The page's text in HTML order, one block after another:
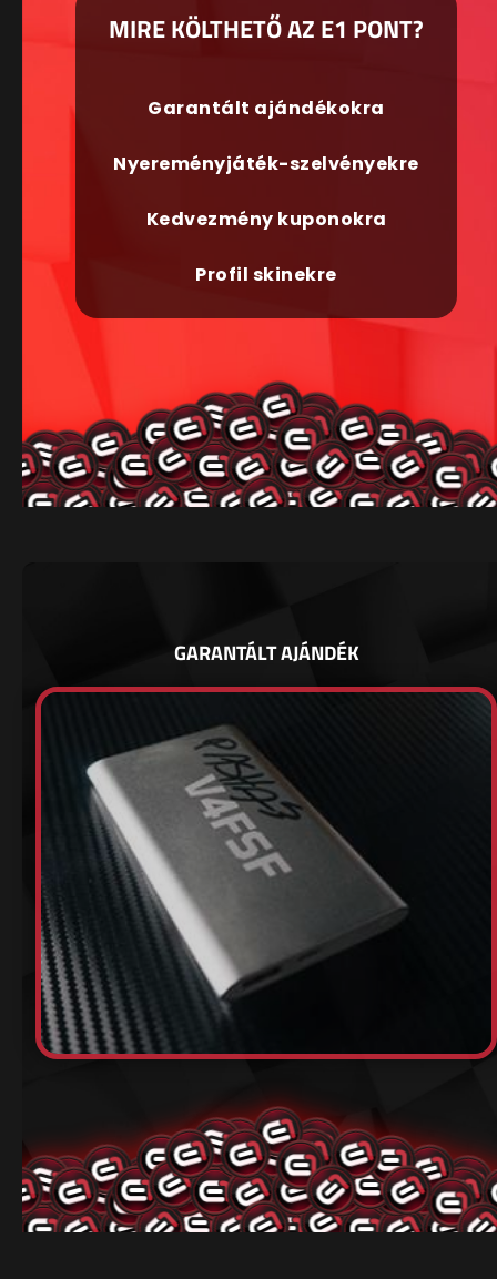
MIRE KÖLTHETŐ AZ E1 PONT?
Garantált ajándékokra
Nyereményjáték-szelvényekre
Kedvezmény kuponokra
Profil skinekre
GARANTÁLT AJÁNDÉK